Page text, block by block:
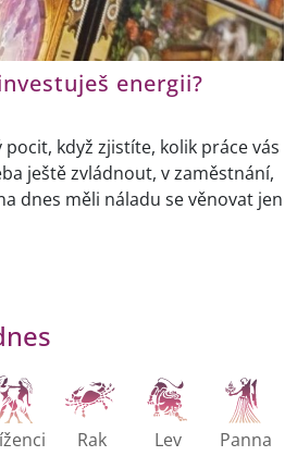
energii?
když zjistíte, kolik práce vás
ještě zvládnout, v zaměstnání,
dnes měli náladu se věnovat jen
Rak Lev Panna